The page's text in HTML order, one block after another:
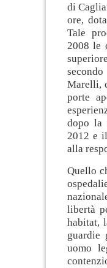
di
ore,
Tale
2008 le
Marelli,
porte
dopo la
2012 e
alla
Quello
libertà
habitat,
guardie
uomo